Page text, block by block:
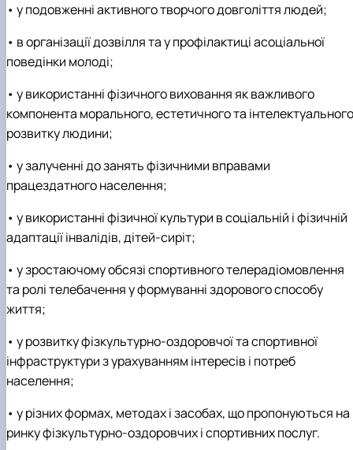
• у подовженні активного творчого довголіття людей;
• в організації дозвілля та у профілактиці асоціальної
поведінки молоді;
• у використанні фізичного виховання як важливого
компонента морального, естетичного та інтелектуального
розвитку людини;
• у залученні до занять фізичними вправами
працездатного населення;
• у використанні фізичної культури в соціальній і фізичній
адаптації інвалідів, дітей-сиріт;
• у зростаючому обсязі спортивного телерадіомовлення
та ролі телебачення у формуванні здорового способу
життя;
• у розвитку фізкультурно-оздоровчої та спортивної
інфраструктури з урахуванням інтересів і потреб
населення;
• у різних формах, методах і засобах, що пропонуються на
ринку фізкультурно-оздоровчих і спортивних послуг.